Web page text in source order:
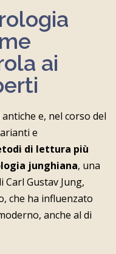
ai
e, nel corso del
e
di lettura più
junghiana, una
Carl Gustav Jung,
che ha influenzato
anche al di